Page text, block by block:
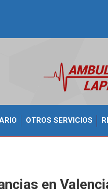
OTROS SERVICIOS
en